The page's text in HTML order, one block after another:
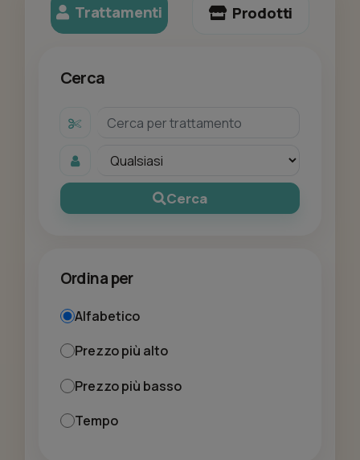
Trattamenti Prodotti
Cerca
Cerca
Ordina per
Alfabetico
Prezzo più alto
Prezzo più basso
Tempo